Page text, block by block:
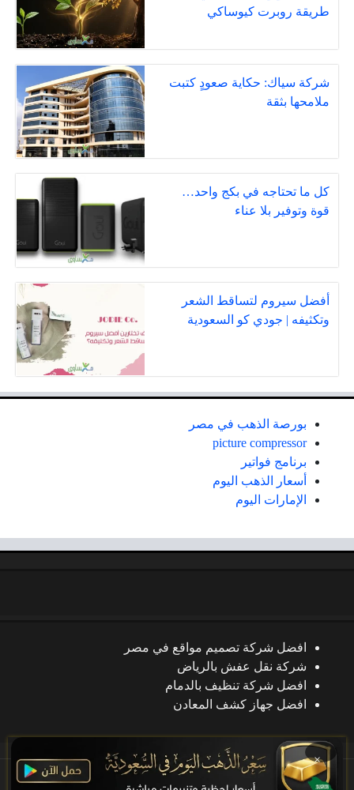
طريقة روبرت كيوساكي
شركة سياك: حكاية صعودٍ كتبت
ملامحها بثقة
كل ما تحتاجه في بكج واحد…
قوة وتوفير بلا عناء
أفضل سيروم لتساقط الشعر
وتكثيفه | جودي كو السعودية
بورصة الذهب في مصر
picture compressor
برنامج فواتير
أسعار الذهب اليوم
الإمارات اليوم
افضل شركة تصميم مواقع في مصر
شركة نقل عفش بالرياض
افضل شركة تنظيف بالدمام
افضل جهاز كشف المعادن
×